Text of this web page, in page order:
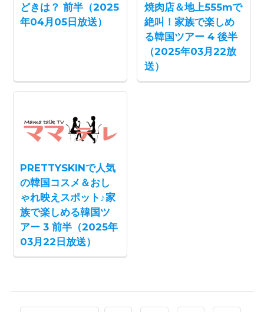
どきは？ 前半（2025
年04月05日放送）
焼肉店＆地上555mで
絶叫！家族で楽しめ
る韓国ツアー 4 後半
（2025年03月22放
送）
PRETTYSKINで人気
の韓国コスメ＆おし
ゃれ映えスポット♪家
族で楽しめる韓国ツ
アー 3 前半（2025年
03月22日放送）